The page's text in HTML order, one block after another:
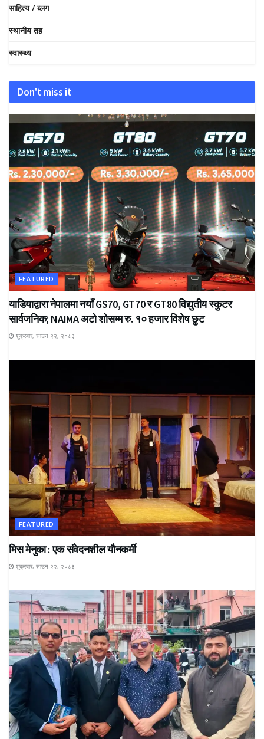
साहित्य / ब्लग
स्थानीय तह
स्वास्थ्य
Don't miss it
FEATURED
याडियाद्वारा नेपालमा नयाँ GS70, GT70 र GT80 विद्युतीय स्कुटर
सार्वजनिक; NAIMA अटो शोसम्म रु. १० हजार विशेष छुट
शुक्रबार, साउन २२, २०८३
FEATURED
मिस मेनुका : एक संवेदनशील यौनकर्मी
शुक्रबार, साउन २२, २०८३